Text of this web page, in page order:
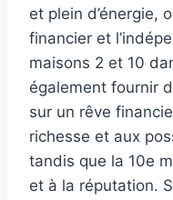
et plein d’énergie,
financier et
maisons 2 et 10
également fournir
sur un rêve
richesse et aux
tandis que la 10e
et à la réputation.